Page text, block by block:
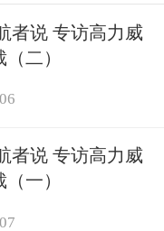
者说 专访高力威
二）
者说 专访高力威
一）